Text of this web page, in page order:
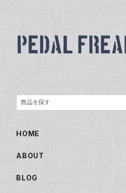
HOME
ABOUT
BLOG